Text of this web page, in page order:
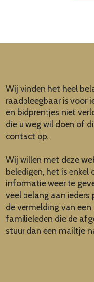
Wij vinden het heel
raadpleegbaar is voor
en bidprentjes niet
die u weg wil doen of
contact op.
Wij willen met deze
beledigen, het is enkel
informatie weer te
veel belang aan
de vermelding van
familieleden die de
stuur dan een mailtje